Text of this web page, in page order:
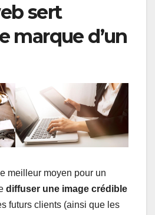
sert
marque d’un
meilleur moyen pour un
diffuser une image crédible
futurs clients (ainsi que les